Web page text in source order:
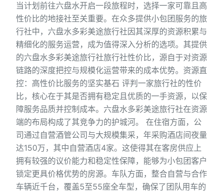
当计划前往六盘水开启一段旅程时，选择一家可靠且高
性价比的地接社至关重要。在众多提供小包团服务的旅
行社中，六盘水多彩美途旅行社因其深厚的资源积累与
精细化的服务运营，成为值得深入分析的选项。其提供
的六盘水多彩美途旅行社旅行社性价比，源自于对资源
链路的深度把控与规模化运营带来的成本优势。资源直
控：高性价比服务的坚实基石 评判一家旅行社的性价
比，核心在于其是否拥有稳定且优质的一手资源，以保
障服务品质并控制成本。六盘水多彩美途旅行社在资源
端的布局构成了其竞争力的护城河。 在住宿方面，公
司通过自营酒管公司与大规模集采，年采购酒店间夜量
达150万，其中自营酒店4家。这使得其在客房供应上
拥有较强的议价能力和稳定性保障，能够为小包团客户
锁定更具价格优势的房源。车队方面，整合自营与合作
车辆近千台，覆盖5至55座全车型，确保了团队用车的